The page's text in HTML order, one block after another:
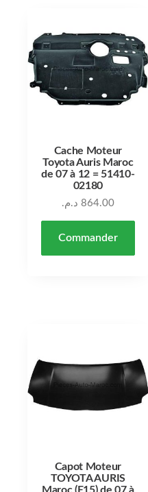
Cache Moteur
Toyota Auris Maroc
de 07 à 12 = 51410-
02180
864.00 د.م.
Commander
Capot Moteur
TOYOTA AURIS